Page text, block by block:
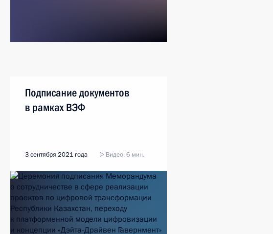
Подписание документов
в рамках ВЭФ
3 сентября 2021 года Видео, 6 мин.